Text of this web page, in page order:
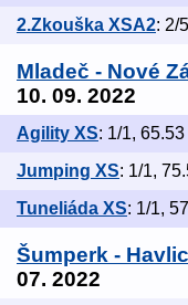
2.Zkouška XSA2: 2/
Mladeč - Nové
10. 09. 2022
Agility XS: 1/1,
Jumping XS: 1/1,
Tuneliáda XS: 1/1,
Šumperk -
07. 2022